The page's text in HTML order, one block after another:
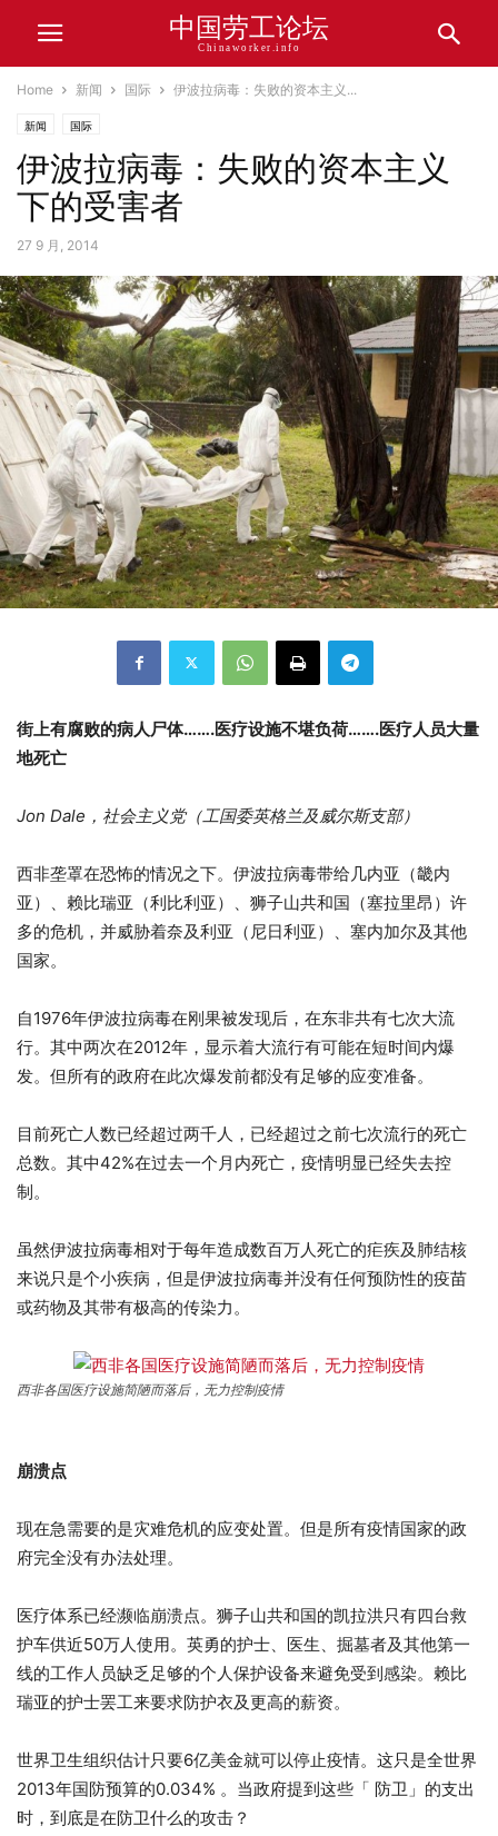
中国劳工论坛
Chinaworker.info
Home 新闻 国际 伊波拉病毒：失败的资本主义...
新闻 国际
伊波拉病毒：失败的资本主义
下的受害者
27 9 月, 2014
街上有腐败的病人尸体…….医疗设施不堪负荷…….医疗人员大量
地死亡
Jon Dale，社会主义党（工国委英格兰及威尔斯支部）
西非垄罩在恐怖的情况之下。伊波拉病毒带给几内亚（畿内
亚）、赖比瑞亚（利比利亚）、狮子山共和国（塞拉里昂）许
多的危机，并威胁着奈及利亚（尼日利亚）、塞内加尔及其他
国家。
自1976年伊波拉病毒在刚果被发现后，在东非共有七次大流
行。其中两次在2012年，显示着大流行有可能在短时间内爆
发。但所有的政府在此次爆发前都没有足够的应变准备。
目前死亡人数已经超过两千人，已经超过之前七次流行的死亡
总数。其中42%在过去一个月内死亡，疫情明显已经失去控
制。
虽然伊波拉病毒相对于每年造成数百万人死亡的疟疾及肺结核
来说只是个小疾病，但是伊波拉病毒并没有任何预防性的疫苗
或药物及其带有极高的传染力。
西非各国医疗设施简陋而落后，无力控制疫情
崩溃点
现在急需要的是灾难危机的应变处置。但是所有疫情国家的政
府完全没有办法处理。
医疗体系已经濒临崩溃点。狮子山共和国的凯拉洪只有四台救
护车供近50万人使用。英勇的护士、医生、掘墓者及其他第一
线的工作人员缺乏足够的个人保护设备来避免受到感染。赖比
瑞亚的护士罢工来要求防护衣及更高的薪资。
世界卫生组织估计只要6亿美金就可以停止疫情。这只是全世界
2013年国防预算的0.034% 。当政府提到这些「 防卫」的支出
时，到底是在防卫什么的攻击？